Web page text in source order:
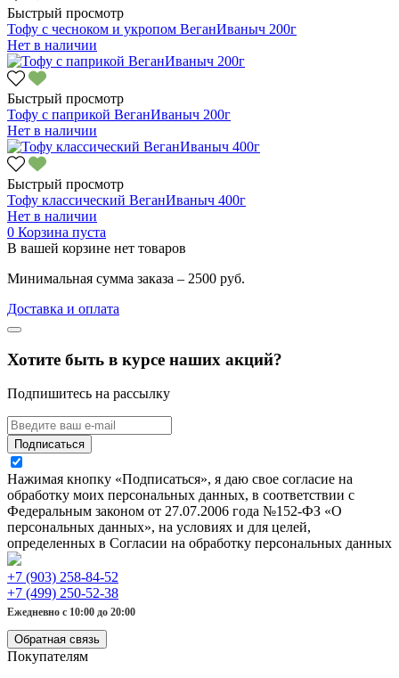
Быстрый просмотр
Тофу с чесноком и укропом ВеганИваныч 200г
Нет в наличии
Быстрый просмотр
Тофу с паприкой ВеганИваныч 200г
Нет в наличии
Быстрый просмотр
Тофу классический ВеганИваныч 400г
Нет в наличии
0 Корзина пуста
В вашей корзине нет товаров
Минимальная сумма заказа – 2500 руб.
Доставка и оплата
Хотите быть в курсе наших акций?
Подпишитесь на рассылку
Подписаться
Нажимая кнопку «Подписаться», я даю свое согласие на
обработку моих персональных данных, в соответствии с
Федеральным законом от 27.07.2006 года №152-ФЗ «О
персональных данных», на условиях и для целей,
определенных в Согласии на обработку персональных данных
+7 (903) 258-84-52
+7 (499) 250-52-38
Ежедневно с 10:00 до 20:00
Обратная связь
Покупателям